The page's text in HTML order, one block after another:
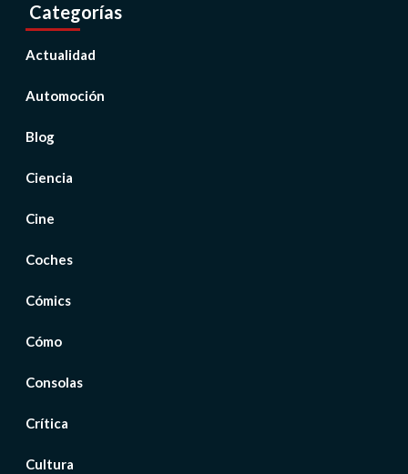
Categorías
Actualidad
Automoción
Blog
Ciencia
Cine
Coches
Cómics
Cómo
Consolas
Crítica
Cultura